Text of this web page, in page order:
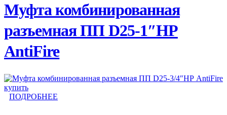
Муфта комбинированная
разъемная ПП D25-1″НР
AntiFire
ПОДРОБНЕЕ